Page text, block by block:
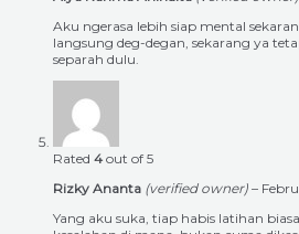
Aku ngerasa lebih siap mental
langsung deg-degan, sekarang ya
separah dulu.
Rated 4 out of 5
Rizky Ananta (verified owner) –
Yang aku suka, tiap habis latihan